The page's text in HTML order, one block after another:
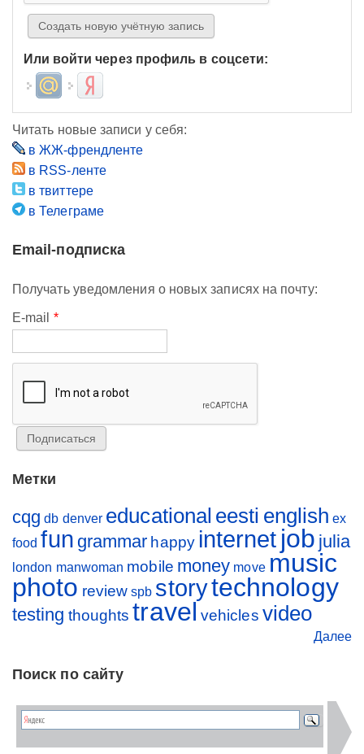
Или войти через профиль в соцсети:
Login with Mail.ruLogin with Яндекс
Читать новые записи у себя:
в ЖЖ-френдленте
в RSS-ленте
в твиттере
в Телеграме
Email-подписка
Получать уведомления о новых записях на почту:
E-mail *
Метки
cqg db denver educational eesti english ex
food fun grammar happy internet job julia
london manwoman mobile money move music
photo review spb storytechnology
testing thoughts travel vehicles video
Далее
Поиск по сайту